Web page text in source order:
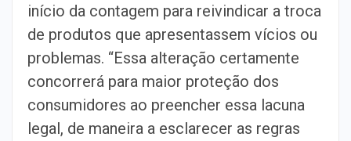
início da contagem para reivindicar a troca
de produtos que apresentassem vícios ou
problemas. “Essa alteração certamente
concorrerá para maior proteção dos
consumidores ao preencher essa lacuna
legal, de maneira a esclarecer as regras